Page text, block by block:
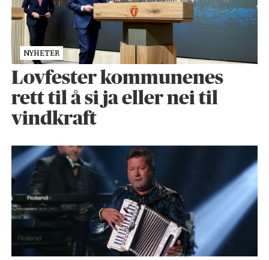
NYHETER
Lovfester kommunenes
rett til å si ja eller nei til
vindkraft